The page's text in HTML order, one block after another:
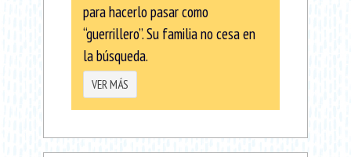
para hacerlo pasar como
“guerrillero”. Su familia no cesa en
la búsqueda.
VER MÁS